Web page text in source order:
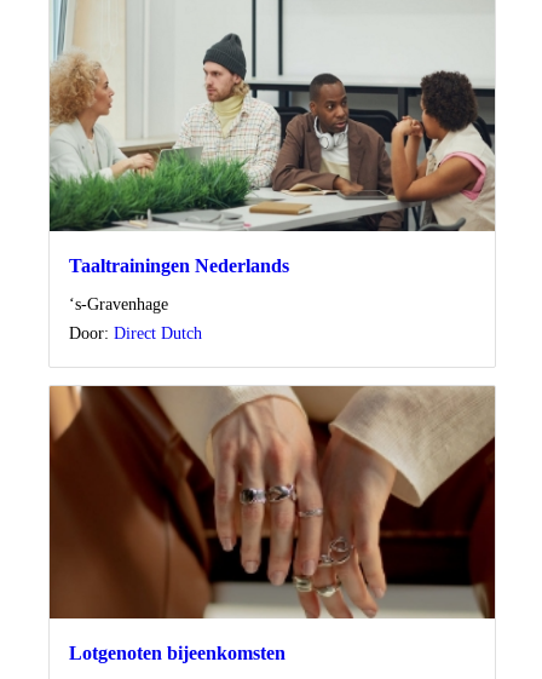
Taaltrainingen Nederlands
Locatie
‘s-Gravenhage
Door: Direct Dutch
Lotgenoten bijeenkomsten